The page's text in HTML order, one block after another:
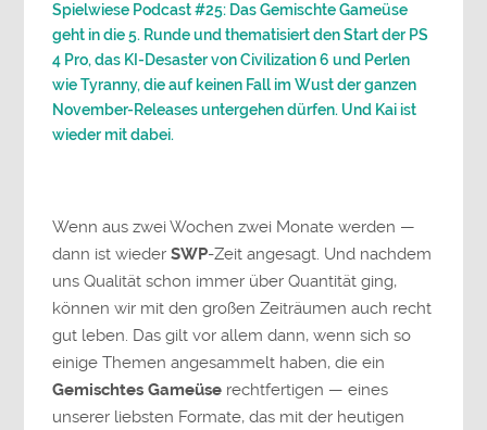
Spielwiese Podcast #25: Das Gemischte Gameüse
geht in die 5. Runde und thematisiert den Start der PS
4 Pro, das KI-Desaster von Civilization 6 und Perlen
wie Tyranny, die auf keinen Fall im Wust der ganzen
November-Releases untergehen dürfen. Und Kai ist
wieder mit dabei.
Wenn aus zwei Wochen zwei Monate werden —
dann ist wiederSWP-Zeit angesagt. Und nachdem
uns Qualität schon immer über Quantität ging,
können wir mit den großen Zeiträumen auch recht
gut leben. Das gilt vor allem dann, wenn sich so
einige Themen angesammelt haben, die ein
Gemischtes Gameüse rechtfertigen — eines
unserer liebsten Formate, das mit der heutigen